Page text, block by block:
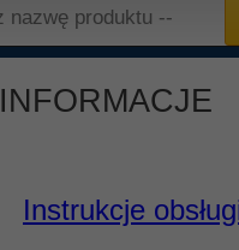
INFORMACJE
Instrukcje